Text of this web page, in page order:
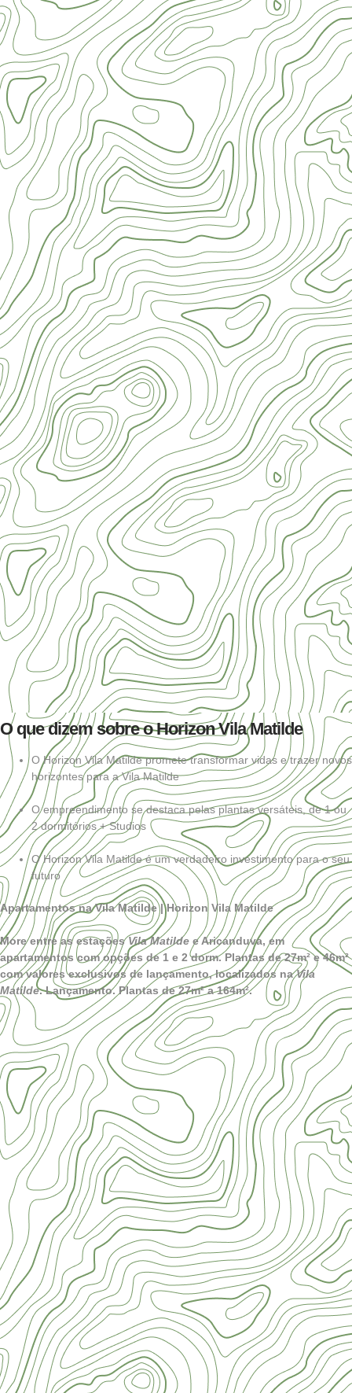
O que dizem sobre o Horizon Vila Matilde
O Horizon Vila Matilde promete transformar vidas e trazer novos
horizontes para a Vila Matilde
O empreendimento se destaca pelas plantas versáteis, de 1 ou
2 dormitórios + Studios
O Horizon Vila Matilde é um verdadeiro investimento para o seu
futuro
Apartamentos na Vila Matilde | Horizon Vila Matilde
More entre as estaçõesVila Matilde e Aricanduva, em
apartamentos com opções de 1 e 2 dorm. Plantas de 27m² e 46m²
com valores exclusivos de lançamento, localizados naVila
Matilde. Lançamento. Plantas de 27m² a 164m².